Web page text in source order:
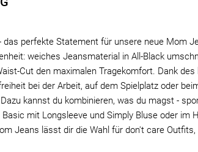
das perfekte Statement für unsere neue Mom
weiches Jeansmaterial in All-Black
Cut den maximalen Tragekomfort. Dank
bei der Arbeit, auf dem Spielplatz oder
kannst du kombinieren, was du magst -
mit Longsleeve und Simply Bluse oder im
Jeans lässt dir die Wahl für don't care